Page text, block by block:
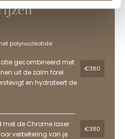
polynucleotide
gecombineerd met
uit de zalm forel.
en hydrateert de
€380
met de Chrome laser
verbetering van je
€380